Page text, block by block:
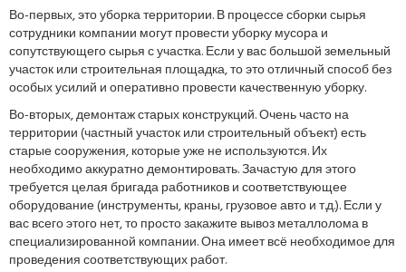
Во-первых, это уборка территории. В процессе сборки сырья
сотрудники компании могут провести уборку мусора и
сопутствующего сырья с участка. Если у вас большой земельный
участок или строительная площадка, то это отличный способ без
особых усилий и оперативно провести качественную уборку.
Во-вторых, демонтаж старых конструкций. Очень часто на
территории (частный участок или строительный объект) есть
старые сооружения, которые уже не используются. Их
необходимо аккуратно демонтировать. Зачастую для этого
требуется целая бригада работников и соответствующее
оборудование (инструменты, краны, грузовое авто и т.д.). Если у
вас всего этого нет, то просто закажите вывоз металлолома в
специализированной компании. Она имеет всё необходимое для
проведения соответствующих работ.